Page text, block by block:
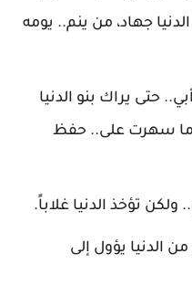
جهاد، من ينم.. يومه
حتى يراك بنو الدنيا
ما سهرت على.. حفظ
تؤخذ الدنيا غلاباً.
الدنيا يؤول إلى